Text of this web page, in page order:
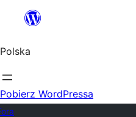
Przejdź
treści
Polska
Pobierz WordPressa